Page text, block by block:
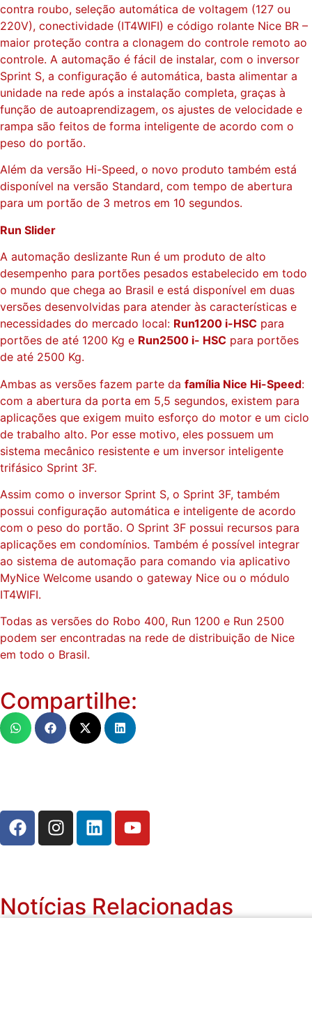
contra roubo, seleção automática de voltagem (127 ou
220V), conectividade (IT4WIFI) e código rolante Nice BR –
maior proteção contra a clonagem do controle remoto ao
controle. A automação é fácil de instalar, com o inversor
Sprint S, a configuração é automática, basta alimentar a
unidade na rede após a instalação completa, graças à
função de autoaprendizagem, os ajustes de velocidade e
rampa são feitos de forma inteligente de acordo com o
peso do portão.
Além da versão Hi-Speed, o novo produto também está
disponível na versão Standard, com tempo de abertura
para um portão de 3 metros em 10 segundos.
Run Slider
A automação deslizante Run é um produto de alto
desempenho para portões pesados estabelecido em todo
o mundo que chega ao Brasil e está disponível em duas
versões desenvolvidas para atender às características e
necessidades do mercado local: Run1200 i-HSC para
portões de até 1200 Kg e Run2500 i- HSC para portões
de até 2500 Kg.
Ambas as versões fazem parte da família Nice Hi-Speed:
com a abertura da porta em 5,5 segundos, existem para
aplicações que exigem muito esforço do motor e um ciclo
de trabalho alto. Por esse motivo, eles possuem um
sistema mecânico resistente e um inversor inteligente
trifásico Sprint 3F.
Assim como o inversor Sprint S, o Sprint 3F, também
possui configuração automática e inteligente de acordo
com o peso do portão. O Sprint 3F possui recursos para
aplicações em condomínios. Também é possível integrar
ao sistema de automação para comando via aplicativo
MyNice Welcome usando o gateway Nice ou o módulo
IT4WIFI.
Todas as versões do Robo 400, Run 1200 e Run 2500
podem ser encontradas na rede de distribuição de Nice
em todo o Brasil.
Compartilhe:
Notícias Relacionadas